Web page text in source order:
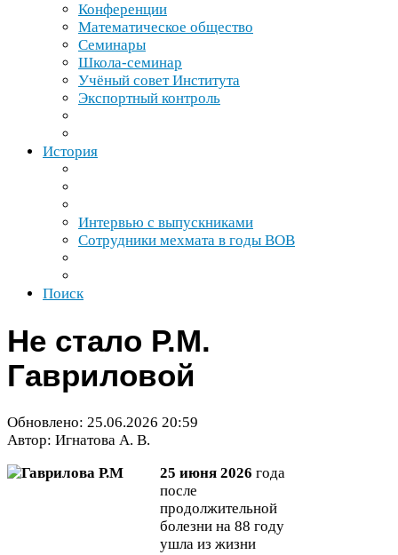
Конференции
Математическое общество
Семинары
Школа-​семинар
Учёный совет Института
Экспортный контроль
История
Интервью с выпускниками
Сотрудники мехмата в годы ВОВ
Поиск
Не стало Р.М.
Гавриловой
Обновлено: 25.06.2026 20:59
Автор: Игнатова А. В.
25 июня 2026 года
после
продолжительной
болезни на 88 году
ушла из жизни